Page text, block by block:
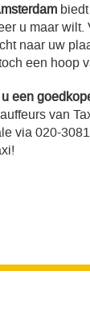
u maar wilt.
naar uw
een hoop
een
van
via 020-